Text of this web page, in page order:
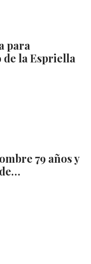
para
la Espriella
79 años y